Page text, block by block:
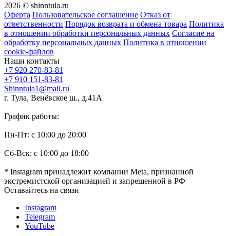
2026 © shinntula.ru
Оферта Пользовательское соглашение Отказ от
ответственности Порядок возврата и обмена товара Политика
в отношении обработки персональных данных Согласие на
обработку персональных данных Политика в отношении
cookie-файлов
Наши контакты
+7 920 270-83-81
+7 910 151-83-81
Shinntula1@mail.ru
г. Тула, Венёвское ш., д.41А
График работы:
Пн-Пт: с 10:00 до 20:00
Сб-Вск: с 10:00 до 18:00
* Instagram принадлежит компании Meta, признанной
экстремистской организацией и запрещенной в РФ
Оставайтесь на связи
Instagram
Telegram
YouTube